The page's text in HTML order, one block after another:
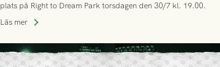
plats på Right to Dream Park torsdagen den 30/7 kl. 19.00.
Läs mer